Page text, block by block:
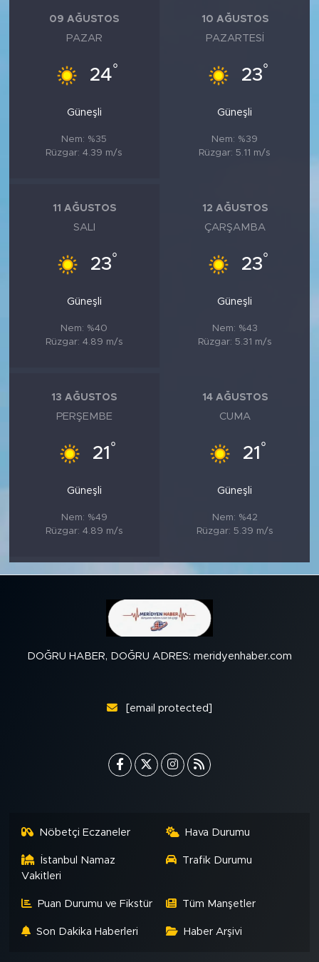
09 AĞUSTOS
PAZAR
24°
Güneşli
Nem: %35
Rüzgar: 4.39 m/s
10 AĞUSTOS
PAZARTESI
23°
Güneşli
Nem: %39
Rüzgar: 5.11 m/s
11 AĞUSTOS
SALI
23°
Güneşli
Nem: %40
Rüzgar: 4.89 m/s
12 AĞUSTOS
ÇARŞAMBA
23°
Güneşli
Nem: %43
Rüzgar: 5.31 m/s
13 AĞUSTOS
PERŞEMBE
21 °
Güneşli
Nem: %49
Rüzgar: 4.89 m/s
14 AĞUSTOS
CUMA
21 °
Güneşli
Nem: %42
Rüzgar: 5.39 m/s
DOĞRU HABER, DOĞRU ADRES: meridyenhaber.com
[email protected]
Nöbetçi Eczaneler Hava Durumu
İstanbul Namaz
Vakitleri
Trafik Durumu
Puan Durumu ve Fikstür Tüm Manşetler
Son Dakika Haberleri Haber Arşivi
FOTO GALERİ
VİDEOLAR
ALINTI YAZARLAR
SOSYAL MEDYA